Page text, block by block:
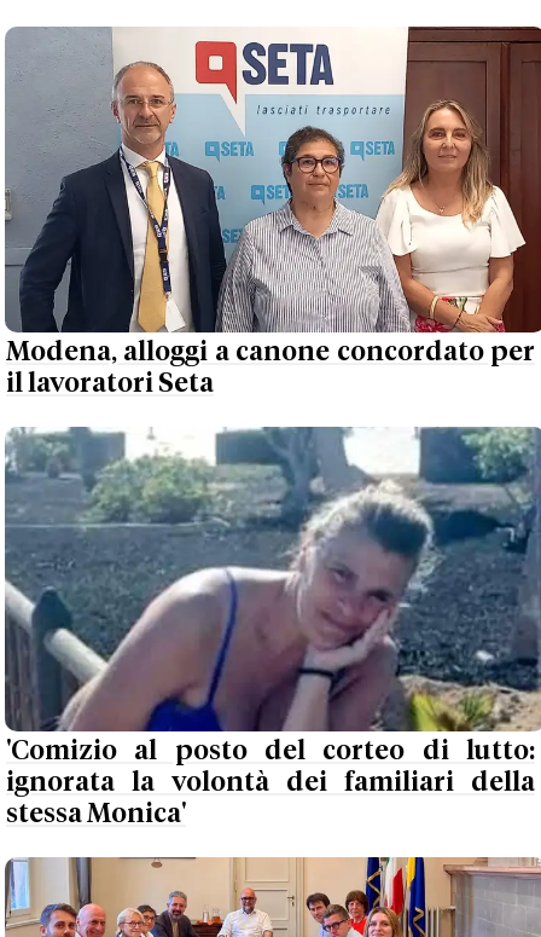
Modena, alloggi a canone concordato per
il lavoratori Seta
'Comizio al posto del corteo di lutto:
ignorata la volontà dei familiari della
stessa Monica'